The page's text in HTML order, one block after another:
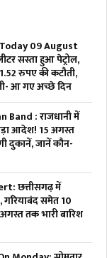
09 August
सस्ता हुआ पेट्रोल,
रुपए की कटौती,
आ गए अच्छे दिन
: राजधानी में
आदेश! 15 अगस्त
दुकानें, जानें कौन-
छत्तीसगढ़ में
गरियाबंद समेत 10
तक भारी बारिश